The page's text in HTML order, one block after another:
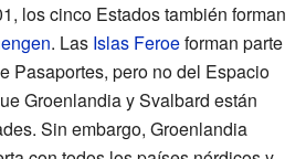
los cinco Estados también forman
. Las Islas Feroeforman parte
Pasaportes, pero no del Espacio
Groenlandia y Svalbard están
Sin embargo, Groenlandia